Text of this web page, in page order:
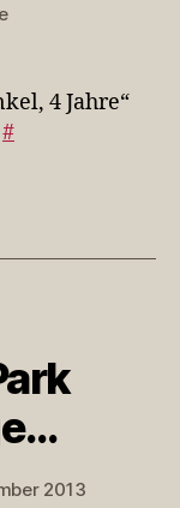
zu
Whisky
aus
D…
4 Jahre“
#
2013